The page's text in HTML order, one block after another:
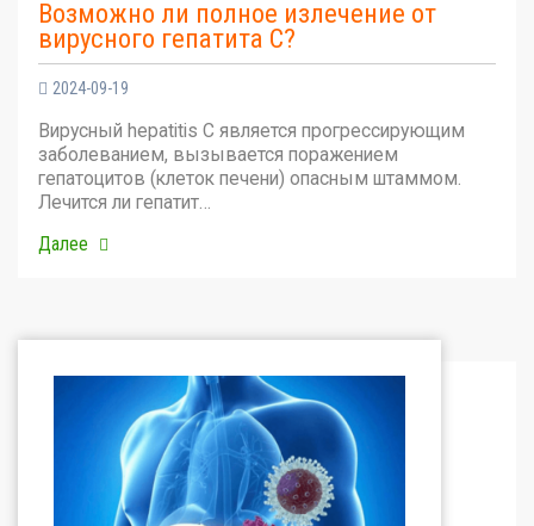
Возможно ли полное излечение от
вирусного гепатита С?
2024-09-19
Вирусный hepatitis C является прогрессирующим
заболеванием, вызывается поражением
гепатоцитов (клеток печени) опасным штаммом.
Лечится ли гепатит…
Далее